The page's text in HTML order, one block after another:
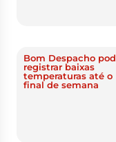
Bom Despacho
registrar baixas
temperaturas até o
final de semana